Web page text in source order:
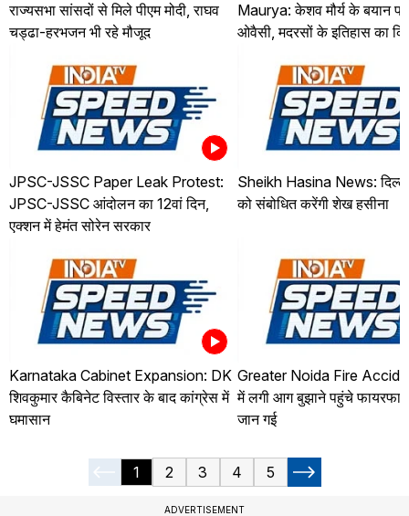
राज्यसभा सांसदों से मिले पीएम मोदी, राघव
चड्ढा-हरभजन भी रहे मौजूद
Maurya: केशव मौर्य के बयान
ओवैसी, मदरसों के इतिहास का
JPSC-JSSC Paper Leak Protest:
JPSC-JSSC आंदोलन का 12वां दिन,
एक्शन में हेमंत सोरेन सरकार
Sheikh Hasina News:
को संबोधित करेंगी शेख हसीना
Karnataka Cabinet Expansion: DK
शिवकुमार कैबिनेट विस्तार के बाद कांग्रेस में
घमासान
Greater Noida Fire
में लगी आग बुझाने पहुंचे
जान गई
1 2 3 4 5
ADVERTISEMENT